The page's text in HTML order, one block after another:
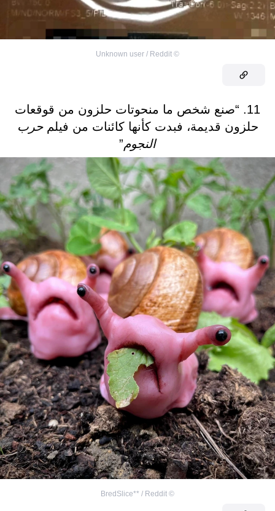
©
Unknown user / Reddit
11. “صنع شخص ما منحوتات حلزون من قوقعات
حلزون قديمة، فبدت كأنها كائنات من فيلمحرب
النجوم”
©
BredSlice** / Reddit